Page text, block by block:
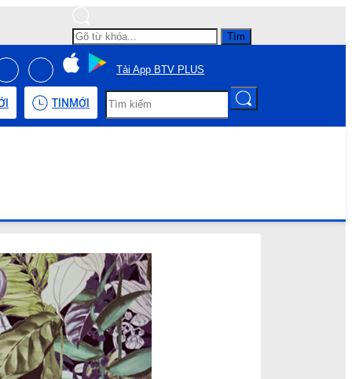
Tìm
Tải App BTV PLUS
TIN MỚI